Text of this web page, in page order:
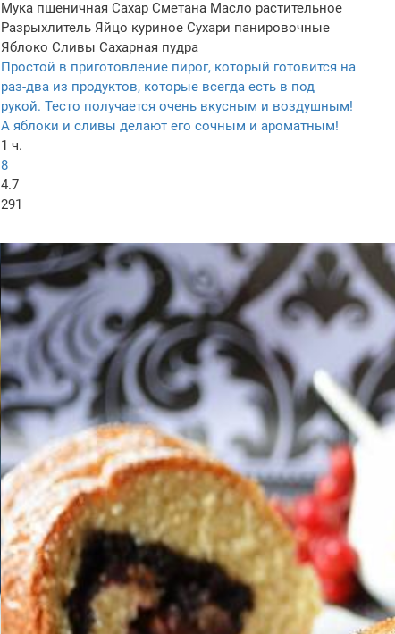
Мука пшеничная Сахар Сметана Масло растительное
Разрыхлитель Яйцо куриное Сухари панировочные
Яблоко Сливы Сахарная пудра
Простой в приготовление пирог, который готовится на
раз-два из продуктов, которые всегда есть в под
рукой. Тесто получается очень вкусным и воздушным!
А яблоки и сливы делают его сочным и ароматным!
1 ч.
8
4.7
291